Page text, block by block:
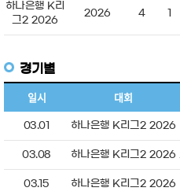
하나은행 K리
그2 2026
2026 4 1
경기별
일시 대회
03.01 하나은행 K리그2 2026
03.08 하나은행 K리그2 2026
03.15 하나은행 K리그2 2026